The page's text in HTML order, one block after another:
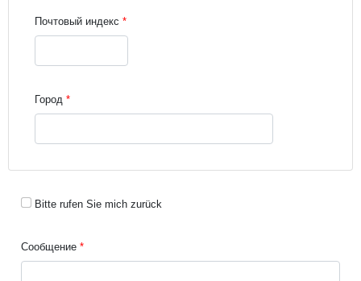
Почтовый индекс
Город
Bitte rufen Sie mich zurück
Сообщение